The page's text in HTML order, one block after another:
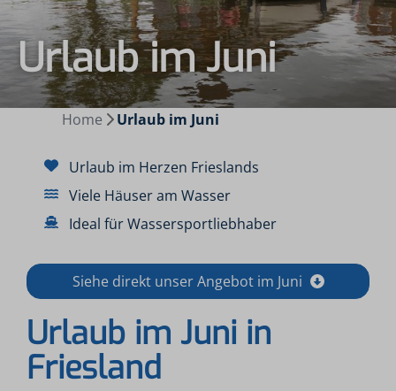
Urlaub im Juni
Home Urlaub im Juni
Urlaub im Herzen Frieslands
Viele Häuser am Wasser
Ideal für Wassersportliebhaber
Siehe direkt unser Angebot im Juni
Urlaub im Juni in
Friesland